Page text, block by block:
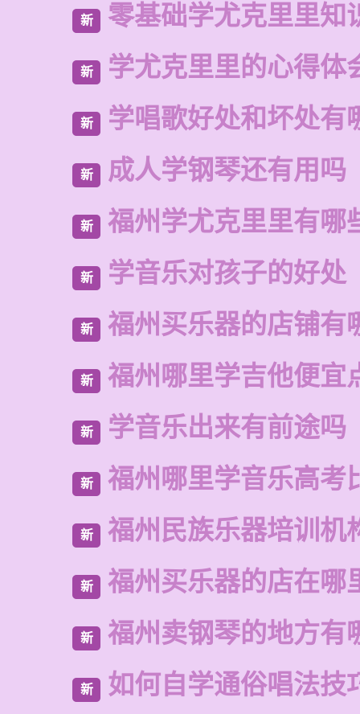
新 零基础学尤克里里知
新 学尤克里里的心得体
新 学唱歌好处和坏处有
新 成人学钢琴还有用吗
新 福州学尤克里里有哪
新 学音乐对孩子的好处
新 福州买乐器的店铺有
新 福州哪里学吉他便宜
新 学音乐出来有前途吗
新 福州哪里学音乐高考
新 福州民族乐器培训机
新 福州买乐器的店在哪
新 福州卖钢琴的地方有
新 如何自学通俗唱法技